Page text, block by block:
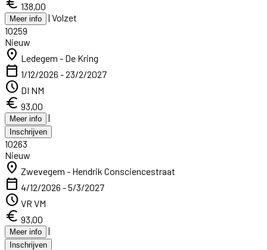
138,00
Meer info | Volzet
10259
Nieuw
location_on Ledegem - De Kring
calendar_today 1/12/2026 - 23/2/2027
schedule DI NM
euro 93,00
Meer info |
Inschrijven
10263
Nieuw
location_on Zwevegem - Hendrik Consciencestraat
calendar_today 4/12/2026 - 5/3/2027
schedule VR VM
euro 93,00
Meer info |
Inschrijven